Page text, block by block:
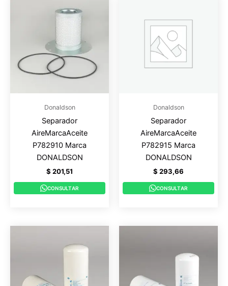
Donaldson
Separador
AireMarcaAceite
P782910 Marca
DONALDSON
$ 201,51
CONSULTAR
Donaldson
Separador
AireMarcaAceite
P782915 Marca
DONALDSON
$ 293,66
CONSULTAR